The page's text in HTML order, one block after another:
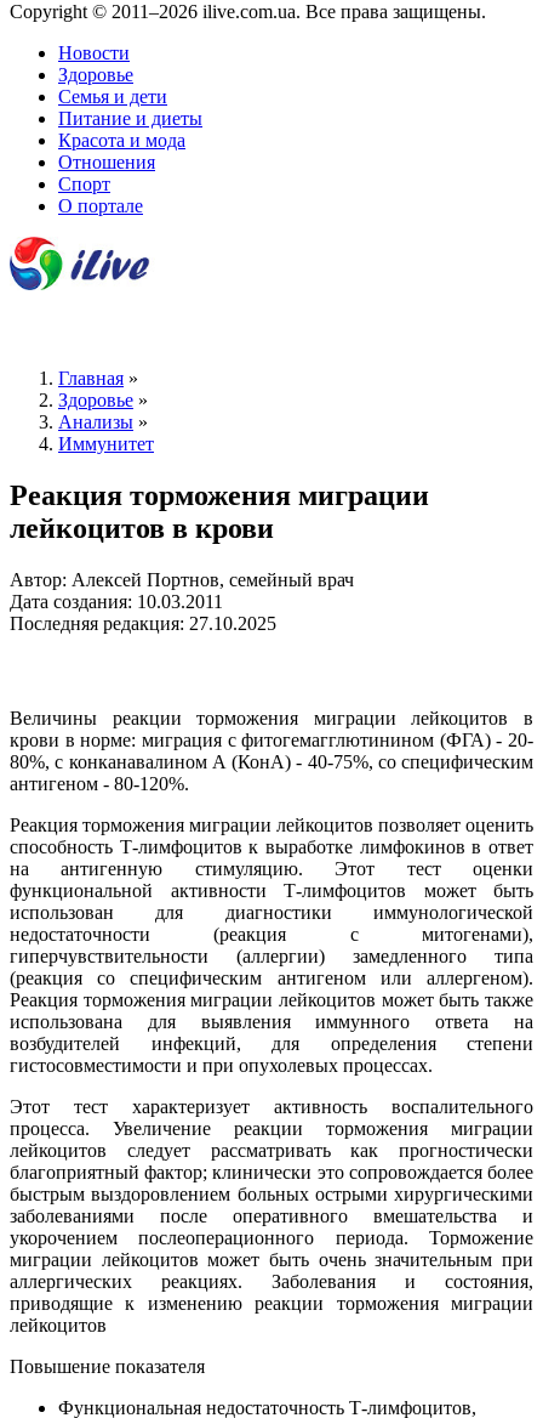
Copyright © 2011–2026 ilive.com.ua. Все права защищены.
Новости
Здоровье
Семья и дети
Питание и диеты
Красота и мода
Отношения
Спорт
О портале
Главная »
Здоровье »
Анализы »
Иммунитет
Реакция торможения миграции
лейкоцитов в крови
Автор: Алексей Портнов, семейный врач
Дата создания: 10.03.2011
Последняя редакция: 27.10.2025
Величины реакции торможения миграции лейкоцитов в
крови в норме: миграция с фитогемагглютинином (ФГА) - 20-
80%, с конканавалином А (КонА) - 40-75%, со специфическим
антигеном - 80-120%.
Реакция торможения миграции лейкоцитов позволяет оценить
способность Т-лимфоцитов к выработке лимфокинов в ответ
на антигенную стимуляцию. Этот тест оценки
функциональной активности Т-лимфоцитов может быть
использован для диагностики иммунологической
недостаточности (реакция с митогенами),
гиперчувствительности (аллергии) замедленного типа
(реакция со специфическим антигеном или аллергеном).
Реакция торможения миграции лейкоцитов может быть также
использована для выявления иммунного ответа на
возбудителей инфекций, для определения степени
гистосовместимости и при опухолевых процессах.
Этот тест характеризует активность воспалительного
процесса. Увеличение реакции торможения миграции
лейкоцитов следует рассматривать как прогностически
благоприятный фактор; клинически это сопровождается более
быстрым выздоровлением больных острыми хирургическими
заболеваниями после оперативного вмешательства и
укорочением послеоперационного периода. Торможение
миграции лейкоцитов может быть очень значительным при
аллергических реакциях. Заболевания и состояния,
приводящие к изменению реакции торможения миграции
лейкоцитов
Повышение показателя
Функциональная недостаточность Т-лимфоцитов,